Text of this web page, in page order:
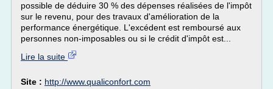
possible de déduire 30 % des dépenses réalisées de l'impôt
sur le revenu, pour des travaux d'amélioration de la
performance énergétique. L'excédent est remboursé aux
personnes non-imposables ou si le crédit d'impôt est...
Lire la suite
Site : http://www.qualiconfort.com